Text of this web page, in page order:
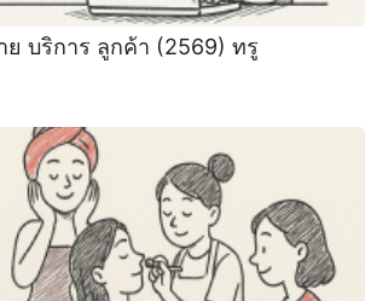
ย บริการ ลูกค้า (2569) ทรู